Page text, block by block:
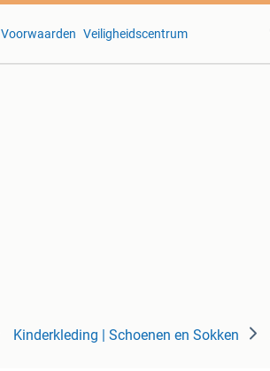
Voorwaarden Veiligheidscentrum
Kinderkleding | Schoenen en Sokken